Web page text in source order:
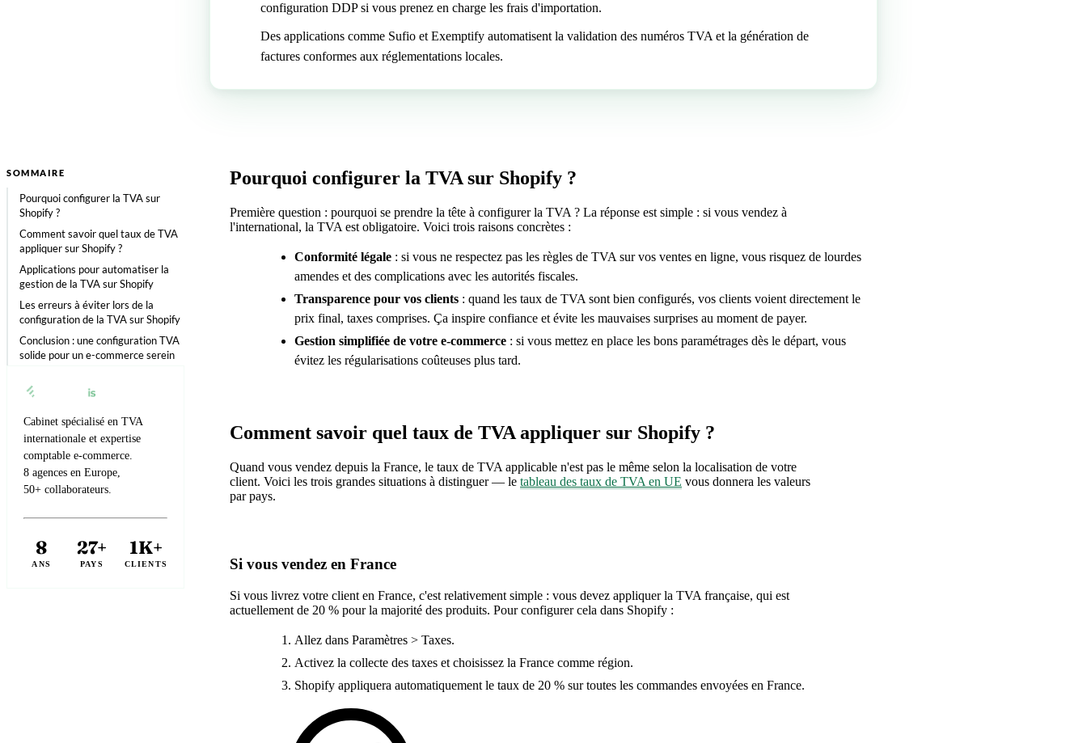
configuration DDP si vous prenez en charge les frais d'importation.
Des applications comme Sufio et Exemptify automatisent la validation des numéros TVA et la génération de
factures conformes aux réglementations locales.
SOMMAIRE
Pourquoi configurer la TVA sur
Shopify ?
Comment savoir quel taux de TVA
appliquer sur Shopify ?
Applications pour automatiser la
gestion de la TVA sur Shopify
Les erreurs à éviter lors de la
configuration de la TVA sur Shopify
Conclusion : une configuration TVA
solide pour un e-commerce serein
Cabinet spécialisé en TVA
internationale et expertise
comptable e-commerce.
8 agences en Europe,
50+ collaborateurs.
8
ANS
27+
PAYS
1K+
CLIENTS
Pourquoi configurer la TVA sur Shopify ?
Première question : pourquoi se prendre la tête à configurer la TVA ? La réponse est simple : si vous vendez à
l'international, la TVA est obligatoire. Voici trois raisons concrètes :
Conformité légale : si vous ne respectez pas les règles de TVA sur vos ventes en ligne, vous risquez de lourdes
amendes et des complications avec les autorités fiscales.
Transparence pour vos clients : quand les taux de TVA sont bien configurés, vos clients voient directement le
prix final, taxes comprises. Ça inspire confiance et évite les mauvaises surprises au moment de payer.
Gestion simplifiée de votre e-commerce : si vous mettez en place les bons paramétrages dès le départ, vous
évitez les régularisations coûteuses plus tard.
Comment savoir quel taux de TVA appliquer sur Shopify ?
Quand vous vendez depuis la France, le taux de TVA applicable n'est pas le même selon la localisation de votre
client. Voici les trois grandes situations à distinguer — le tableau des taux de TVA en UE vous donnera les valeurs
par pays.
Si vous vendez en France
Si vous livrez votre client en France, c'est relativement simple : vous devez appliquer la TVA française, qui est
actuellement de 20 % pour la majorité des produits. Pour configurer cela dans Shopify :
Allez dans Paramètres > Taxes.
Activez la collecte des taxes et choisissez la France comme région.
Shopify appliquera automatiquement le taux de 20 % sur toutes les commandes envoyées en France.